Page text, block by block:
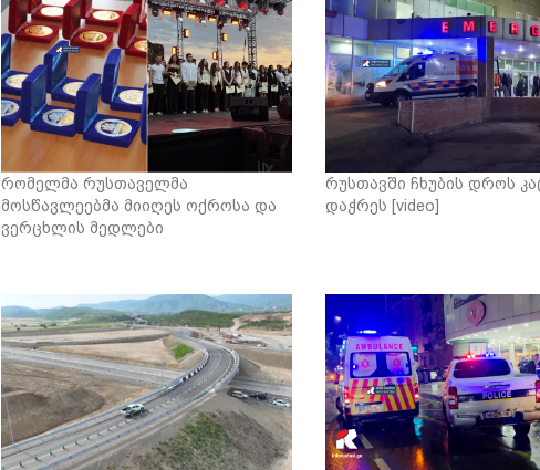
რომელმა რუსთაველმა
მოსწავლეებმა მიიღეს ოქროსა და
ვერცხლის მედლები
რუსთავში ჩხუბის დროს
დაჭრეს [video]